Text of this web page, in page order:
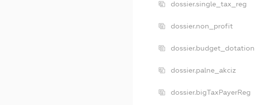
dossier.single_tax_reg
dossier.non_profit
dossier.budget_dotation
dossier.palne_akciz
dossier.bigTaxPayerReg